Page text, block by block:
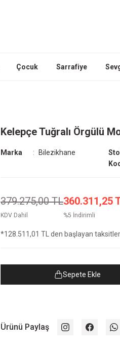
Çocuk Sarrafiye
Kelepçe Tuğralı Örgülü
Marka Bilezikhane
379.275,00 TL
KDV Dahil
360.311,25
%5 İndirimli
*128.511,01 TL den başlayan
Sepete Ekle
Ürünü Paylaş